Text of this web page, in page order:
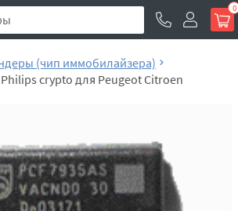
0
(чип иммобилайзера)
crypto для Peugeot Citroen